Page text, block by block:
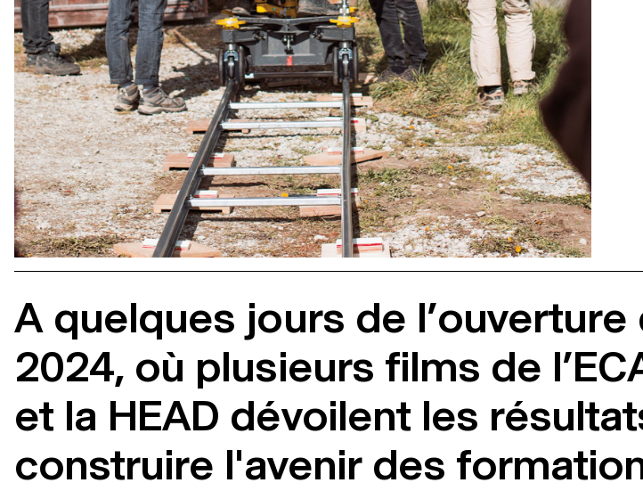
A quelques jours de
2024, où plusieurs films de
et la HEAD dévoilent les
construire l'avenir des